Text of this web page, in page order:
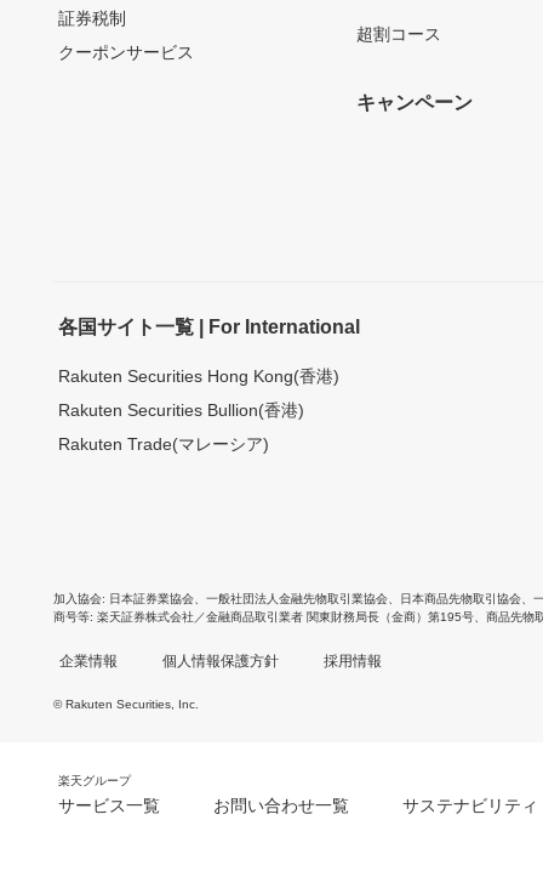
証券税制
クーポンサービス
超割コース
キャンペーン
各国サイト一覧 | For International
Rakuten Securities Hong Kong(香港)
Rakuten Securities Bullion(香港)
Rakuten Trade(マレーシア)
加入協会 日本証券業協会 一般社団法人金融先物取引業協会 日本商品先物取引協会
商号等 楽天証券株式会社／金融商品取引業者 関東財務局長（金商）第195号、商品先物
企業情報 個人情報保護方針 採用情報
© Rakuten Securities, Inc.
楽天グループ
サービス一覧 お問い合わせ一覧 サステナビリティ